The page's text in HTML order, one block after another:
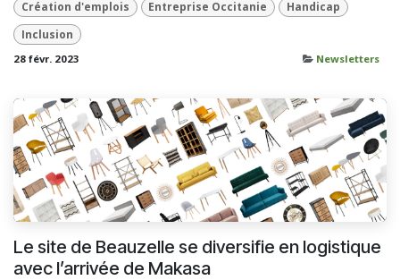
Création d'emplois Entreprise Occitanie
Handicap
Inclusion
28 févr. 2023 Newsletters
Le site de Beauzelle se diversifie en logistique
avec l’arrivée de Makasa